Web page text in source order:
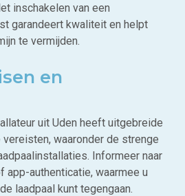
inschakelen van een
garandeert kwaliteit en helpt
te vermijden.
en
uit Uden heeft uitgebreide
waaronder de strenge
Informeer naar
authenticatie, waarmee u
laadpaal kunt tegengaan.